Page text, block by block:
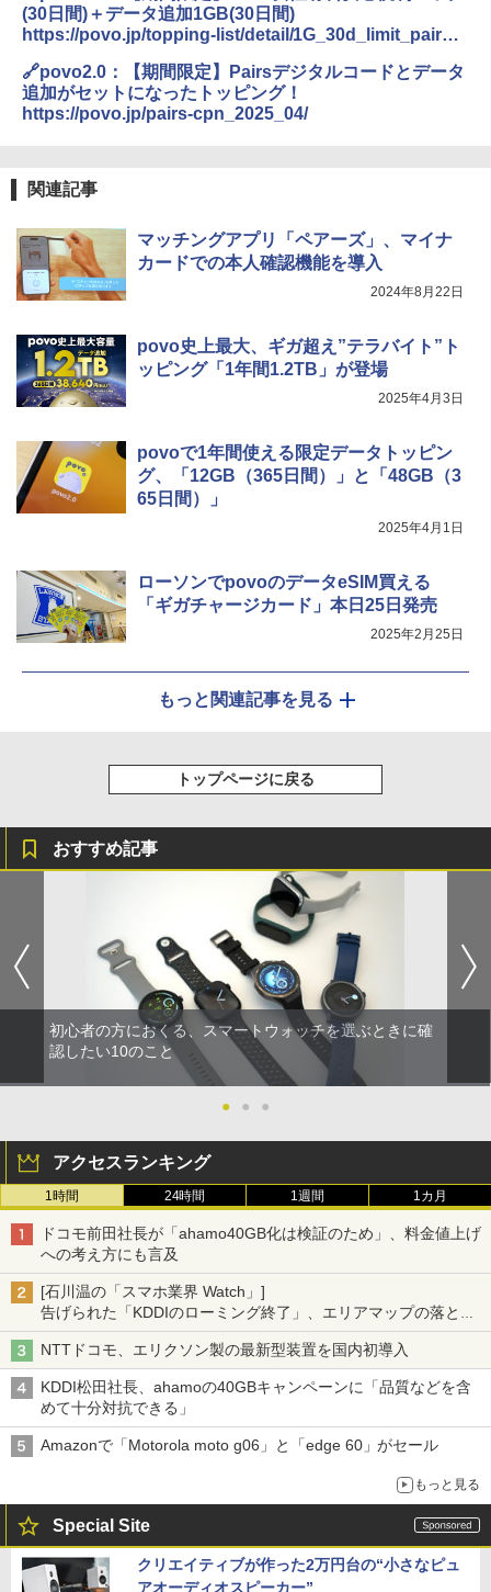
(30日間)＋データ追加1GB(30日間)
https://povo.jp/topping-list/detail/1G_30d_limit_pairs-
🔗povo2.0：【期間限定】Pairsデジタルコードとデータ
追加がセットになったトッピング！
https://povo.jp/pairs-cpn_2025_04/
関連記事
マッチングアプリ「ペアーズ」、マイナ
カードでの本人確認機能を導入
2024年8月22日
povo史上最大、ギガ超え”テラバイト”ト
ッピング「1年間1.2TB」が登場
2025年4月3日
povoで1年間使える限定データトッピン
グ、「12GB（365日間）」と「48GB（3
65日間）」
2025年4月1日
ローソンでpovoのデータeSIM買える
「ギガチャージカード」本日25日発売
2025年2月25日
もっと関連記事を見る
トップページに戻る
おすすめ記事
初心者の方におくる、スマートウォッチを選ぶときに確
認したい10のこと
● ● ●
アクセスランキング
1時間 24時間 1週間 1カ月
ドコモ前田社長が「ahamo40GB化は検証のため」、料金値上げ
への考え方にも言及
[石川温の「スマホ業界 Watch」]
告げられた「KDDIのローミング終了」、エリアマップの落とし
穴と楽天モバイルの課題
NTTドコモ、エリクソン製の最新型装置を国内初導入
KDDI松田社長、ahamoの40GBキャンペーンに「品質などを含
めて十分対抗できる」
Amazonで「Motorola moto g06」と「edge 60」がセール
もっと見る
Special Site
クリエイティブが作った2万円台の“小さなピュ
アオーディオスピーカー”